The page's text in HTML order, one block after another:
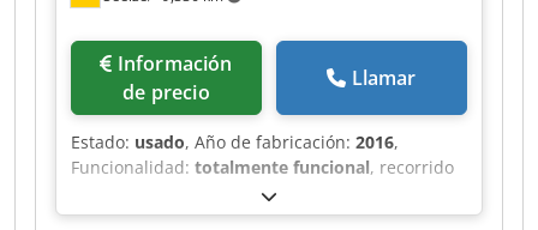
de precio
Llamar
Estado: usado, Año de fabricación: 2016,
Funcionalidad: totalmente funcional, recorrido
, recorrido del eje Y:
recorrido del eje Z:600 mm, fabricante de